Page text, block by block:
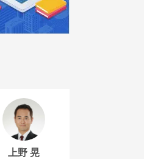
上野 晃